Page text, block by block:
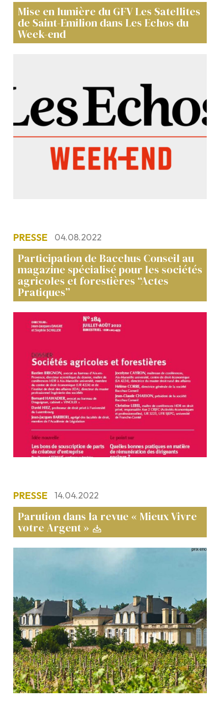
Mise en lumière du GFV Les Satellites
de Saint-Emilion dans Les Echos du
Week-end
PRESSE 04.08.2022
Participation de Bacchus Conseil au
magazine spécialisé pour les sociétés
agricoles et forestières “Actes
Pratiques”
PRESSE 14.04.2022
Parution dans la revue « Mieux Vivre
votre Argent »